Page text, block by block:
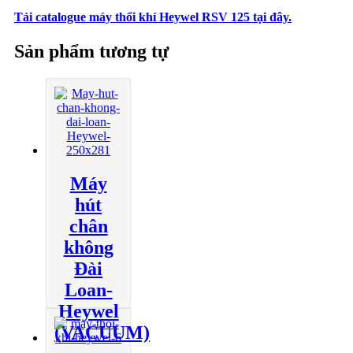
Tải catalogue máy thổi khí Heywel RSV 125 tại đây.
Sản phẩm tương tự
Máy
hút
chân
không
Đài
Loan-
Heywel
(VACUUM)